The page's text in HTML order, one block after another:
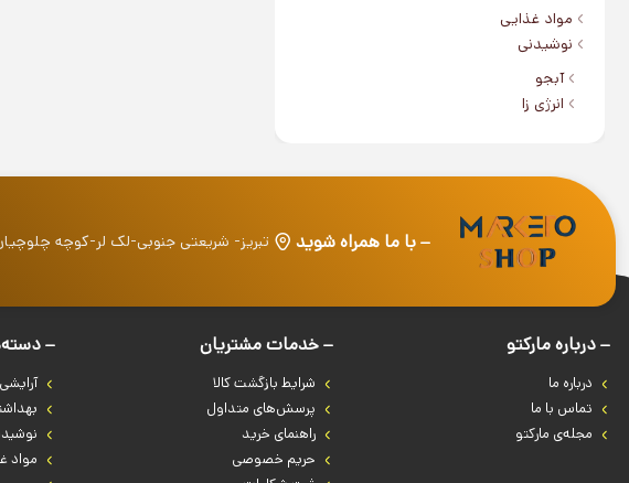
مواد غذایی
نوشیدنی
آبجو
انرژی زا
با ما همراه شوید تبریز- شریعتی جنوبی-لک لر-کوچه
درباره‌ مارکتو
درباره‌ ما
تماس با ما
مجله‌ی مارکتو
خدمات مشتریان
شرایط بازگشت کالا
پرسش‌های متداول
راهنمای خرید
حریم خصوصی
آرایشی
مواد